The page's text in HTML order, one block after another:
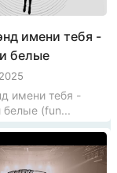
имени тебя -
белые
имени тебя -
черные и белые (fun...